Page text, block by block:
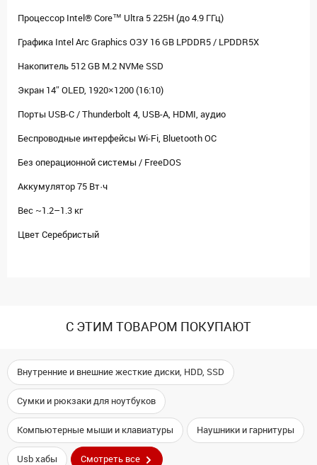
Процессор Intel® Core™ Ultra 5 225H (до 4.9 ГГц)
Графика Intel Arc Graphics ОЗУ 16 GB LPDDR5 / LPDDR5X
Накопитель 512 GB M.2 NVMe SSD
Экран 14″ OLED, 1920×1200 (16:10)
Порты USB-C / Thunderbolt 4, USB-A, HDMI, аудио
Беспроводные интерфейсы Wi-Fi, Bluetooth ОС
Без операционной системы / FreeDOS
Аккумулятор 75 Вт·ч
Вес ~1.2–1.3 кг
Цвет Серебристый
С ЭТИМ ТОВАРОМ ПОКУПАЮТ
Внутренние и внешние жесткие диски, HDD, SSD
Сумки и рюкзаки для ноутбуков
Компьютерные мыши и клавиатуры Наушники и гарнитуры
Usb хабы Смотреть все